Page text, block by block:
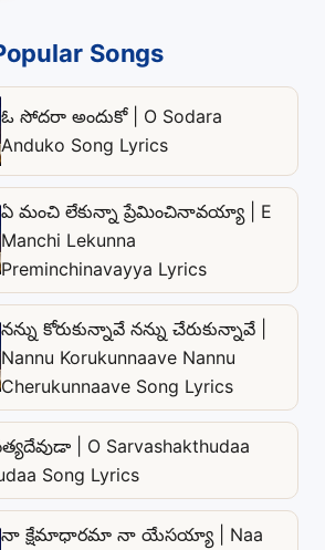
Songs
ఓ సోదరా అందుకో | O Sodara
Anduko Song Lyrics
ఏ మంచి లేకున్నా ప్రేమించినావయ్యా | E
Manchi Lekunna
Preminchinavayya Lyrics
నన్ను కోరుకున్నావే నన్ను చేరుకున్నావే |
Nannu Korukunnaave Nannu
Cherukunnaave Song Lyrics
| O Sarvashakthudaa
Song Lyrics
నా క్షేమాధారమా నా యేసయ్యా | Naa